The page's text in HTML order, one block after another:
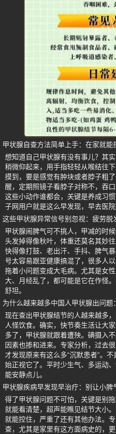
甲状腺自查方法简单上手：在家就能
想知道自己甲状腺有没有事儿？其
稍微仰起来，用手指轻轻从喉结往
摸到，要是感觉有肿块或者脖子粗
醒，定期照镜子看脖子对称不，吞
这些小动作谁都会，关键是养成习
子网用户就是这么早发现，早去医院
这些甲状腺异常信号别忽视：疲劳脱
甲状腺闹脾气可不挑人，甲减的时
头发掉得像秋叶，体重还莫名其妙
快得像打鼓、老出汗、手抖、脾气
号太容易跟亚健康搞混了，很多人
拖着小问题变成大毛病。尤其是女
大、月经乱了，都可能是它在作怪
舒坦。
为什么越来越多中国人甲状腺出问题
现在查出甲状腺结节的人越来越多
人怪饮食。确实，快节奏生活让大
多了，甲状腺就跟着遭殃。碘摄入
因素也掺和进来。专家分析，过去
才发现原来有这么多“沉默患者”。
始正视它了。平时少生气、多运动
能安静点儿。
甲状腺疾病早发现早治疗：别让小脾
得了甲状腺问题不可怕，关键是别
就能看清楚，超声能瞧见结节大小
就能控住，严重了还有其他办法。
查，尤其是家里有这方面病史的，